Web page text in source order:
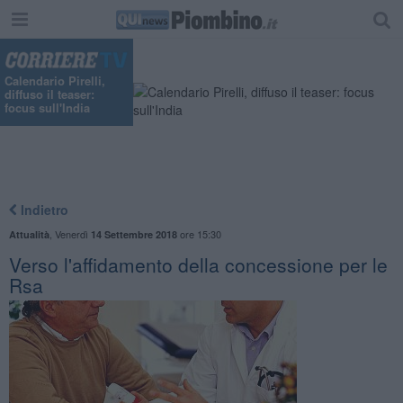
Calendario Pirelli,
diffuso il teaser:
focus sull'India
Indietro
Attualità Venerdì 14 Settembre 2018ore 15:30
Verso l'affidamento della concessione per le
Rsa